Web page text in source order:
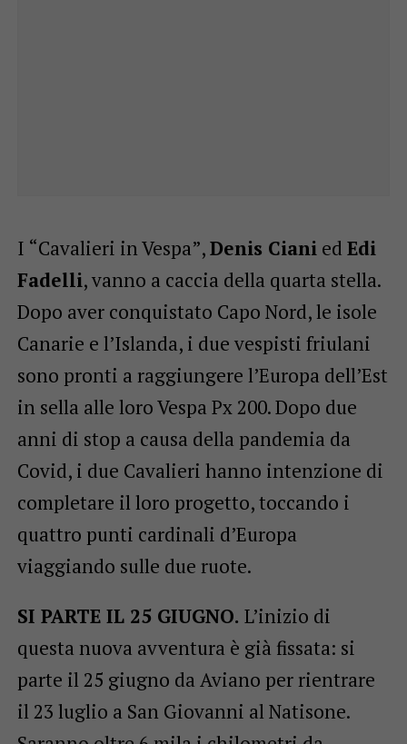
I “Cavalieri in Vespa”,Denis Cianied Edi
Fadelli, vanno a caccia della quarta stella.
Dopo aver conquistato Capo Nord, le isole
Canarie e l’Islanda, i due vespisti friulani
sono pronti a raggiungere l’Europa dell’Est
in sella alle loro Vespa Px 200. Dopo due
anni di stop a causa della pandemia da
Covid, i due Cavalieri hanno intenzione di
completare il loro progetto, toccando i
quattro punti cardinali d’Europa
viaggiando sulle due ruote.
SI PARTE IL 25 GIUGNO. L’inizio di
questa nuova avventura è già fissata: si
parte il 25 giugno da Aviano per rientrare
il 23 luglio a San Giovanni al Natisone.